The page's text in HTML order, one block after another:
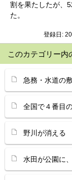
割を果たしたが、
た。
登録日:
このカテゴリー内
急務・水道の
全国で４番目
野川が消える
水田が公園に